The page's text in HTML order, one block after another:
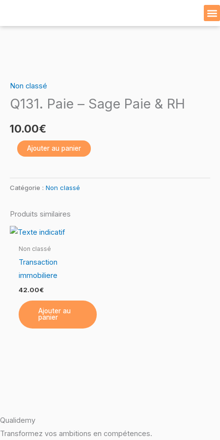
Non classé
Q131. Paie – Sage Paie & RH
10.00€
Q131.
Paie
Sage
Paie
Ajouter au panier
Catégorie : Non classé
Produits similaires
Non classé
Transaction
immobiliere
42.00€
Ajouter au
panier
Qualidemy
Transformez vos ambitions en compétences.